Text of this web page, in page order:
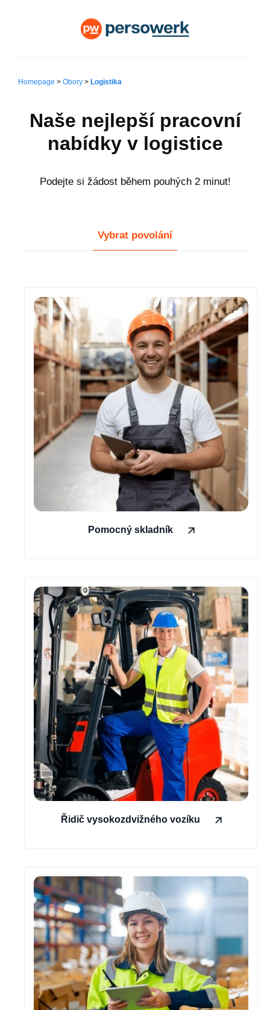
Homepage > Obory > Logistika
Naše nejlepší pracovní
nabídky v logistice
Podejte si žádost během pouhých 2 minut!
Vybrat povolání
Pomocný skladník
Řidič vysokozdvižného vozíku